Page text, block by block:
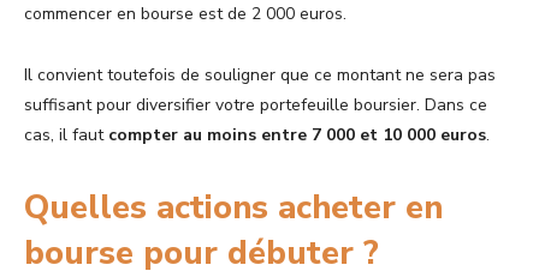
commencer en bourse est de 2 000 euros.
Il convient toutefois de souligner que ce montant ne sera pas
suffisant pour diversifier votre portefeuille boursier. Dans ce
cas, il faut compter au moins entre 7 000 et 10 000 euros.
Quelles actions acheter en
bourse pour débuter ?